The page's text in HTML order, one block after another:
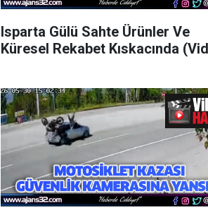
Isparta Gülü Sahte Ürünler Ve
Küresel Rekabet Kıskacında